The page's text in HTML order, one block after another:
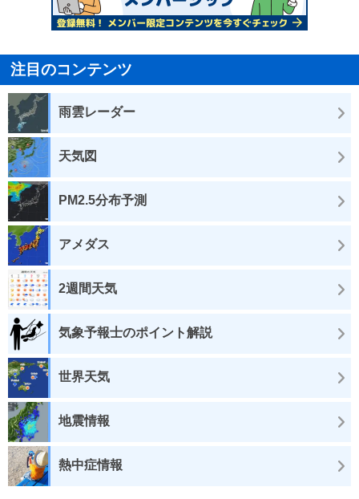
注目のコンテンツ
雨雲レーダー
天気図
PM2.5分布予測
アメダス
2週間天気
気象予報士のポイント解説
世界天気
地震情報
熱中症情報